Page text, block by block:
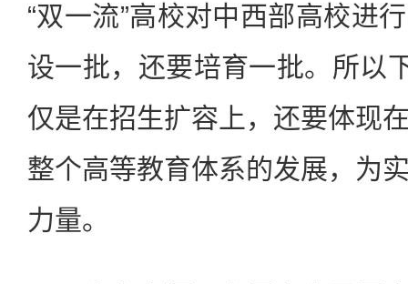
“双一流”高校对中西部高校进
设一批，还要培育一批。所以
仅是在招生扩容上，还要体现
整个高等教育体系的发展，为
力量。